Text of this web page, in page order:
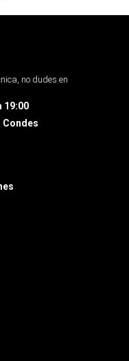
no dudes en
19:00
Condes